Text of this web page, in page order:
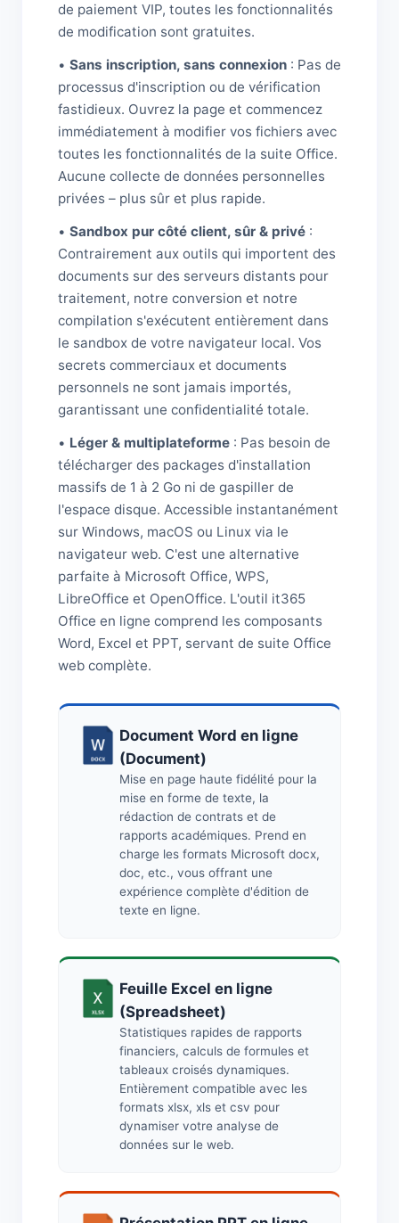
de paiement VIP, toutes les fonctionnalités
de modification sont gratuites.
• Sans inscription, sans connexion : Pas de
processus d'inscription ou de vérification
fastidieux. Ouvrez la page et commencez
immédiatement à modifier vos fichiers avec
toutes les fonctionnalités de la suite Office.
Aucune collecte de données personnelles
privées – plus sûr et plus rapide.
• Sandbox pur côté client, sûr & privé :
Contrairement aux outils qui importent des
documents sur des serveurs distants pour
traitement, notre conversion et notre
compilation s'exécutent entièrement dans
le sandbox de votre navigateur local. Vos
secrets commerciaux et documents
personnels ne sont jamais importés,
garantissant une confidentialité totale.
• Léger & multiplateforme : Pas besoin de
télécharger des packages d'installation
massifs de 1 à 2 Go ni de gaspiller de
l'espace disque. Accessible instantanément
sur Windows, macOS ou Linux via le
navigateur web. C'est une alternative
parfaite à Microsoft Office, WPS,
LibreOffice et OpenOffice. L'outil it365
Office en ligne comprend les composants
Word, Excel et PPT, servant de suite Office
web complète.
Document Word en ligne
(Document)
Mise en page haute fidélité pour la
mise en forme de texte, la
rédaction de contrats et de
rapports académiques. Prend en
charge les formats Microsoft docx,
doc, etc., vous offrant une
expérience complète d'édition de
texte en ligne.
Feuille Excel en ligne
(Spreadsheet)
Statistiques rapides de rapports
financiers, calculs de formules et
tableaux croisés dynamiques.
Entièrement compatible avec les
formats xlsx, xls et csv pour
dynamiser votre analyse de
données sur le web.